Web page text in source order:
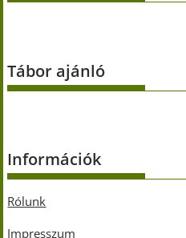
Tábor ajánló
Információk
Rólunk
Impresszum